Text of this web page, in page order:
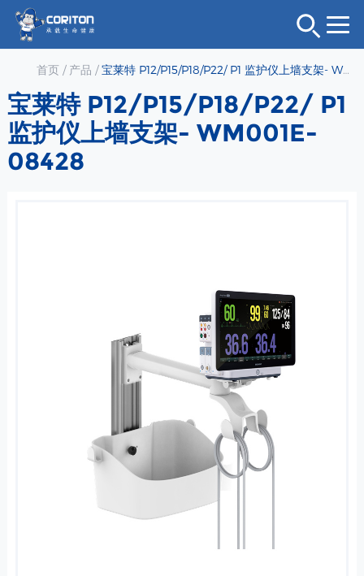
首页/ 产品 /宝莱特 P12/P15/P18/P22/ P1 监护仪上墙支架- WM001E-08428
宝莱特 P12/P15/P18/P22/ P1
监护仪上墙支架- WM001E-
08428